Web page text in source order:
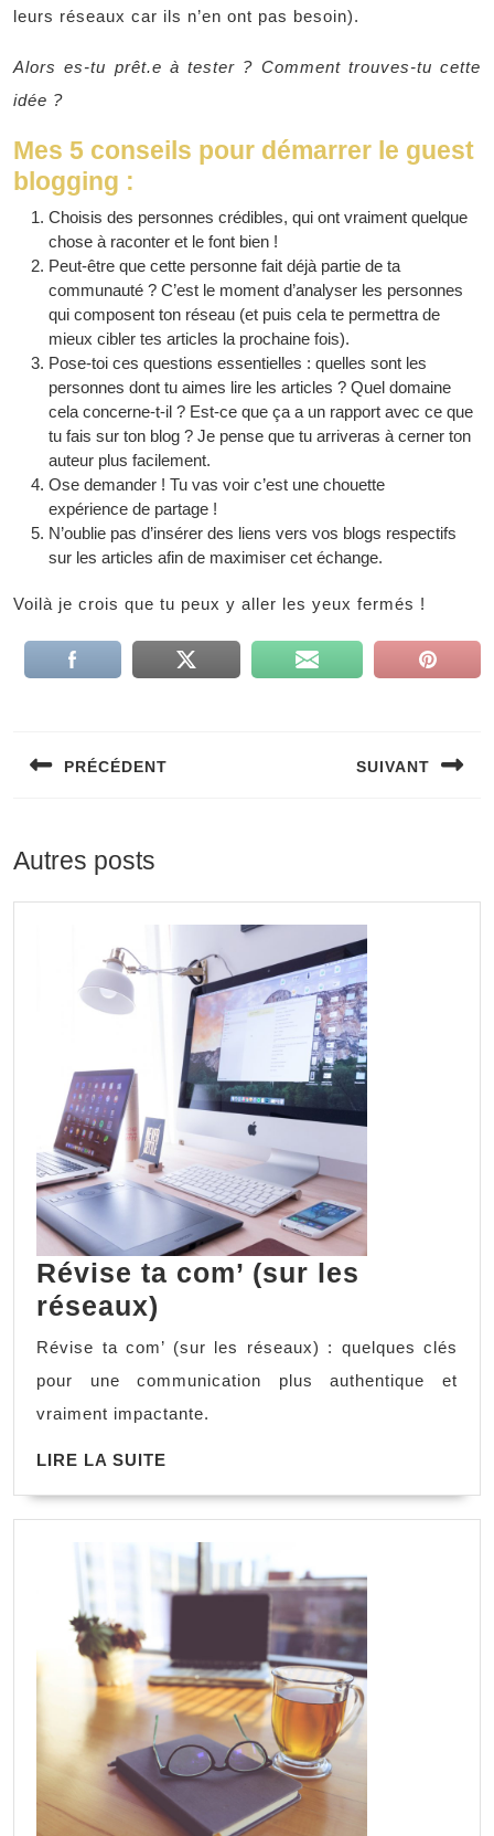
leurs réseaux car ils n’en ont pas besoin).
Alors es-tu prêt.e à tester ? Comment trouves-tu cette
idée ?
Mes 5 conseils pour démarrer le guest
blogging :
Choisis des personnes crédibles, qui ont vraiment quelque
chose à raconter et le font bien !
Peut-être que cette personne fait déjà partie de ta
communauté ? C’est le moment d’analyser les personnes
qui composent ton réseau (et puis cela te permettra de
mieux cibler tes articles la prochaine fois).
Pose-toi ces questions essentielles : quelles sont les
personnes dont tu aimes lire les articles ? Quel domaine
cela concerne-t-il ? Est-ce que ça a un rapport avec ce que
tu fais sur ton blog ? Je pense que tu arriveras à cerner ton
auteur plus facilement.
Ose demander ! Tu vas voir c’est une chouette
expérience de partage !
N’oublie pas d’insérer des liens vers vos blogs respectifs
sur les articles afin de maximiser cet échange.
Voilà je crois que tu peux y aller les yeux fermés !
PRÉCÉDENT SUIVANT
Autres posts
Révise ta com’ (sur les
réseaux)
Révise ta com’ (sur les réseaux) : quelques clés
pour une communication plus authentique et
vraiment impactante.
LIRE LA SUITE